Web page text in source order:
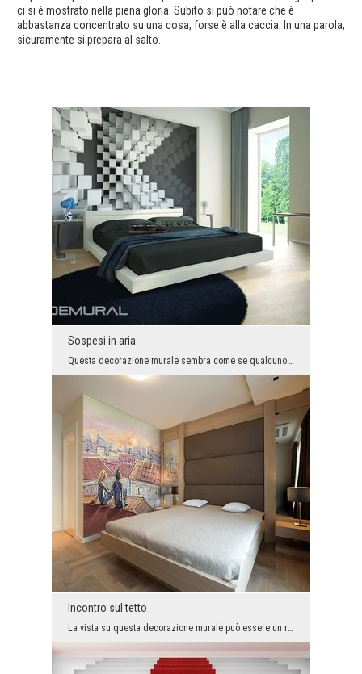
ci si è mostrato nella piena gloria. Subito si può notare che è
abbastanza concentrato su una cosa, forse è alla caccia. In una parola,
sicuramente si prepara al salto.
Sospesi in aria
Questa decorazione murale sembra come se qualcuno avesse gettato in aria una grande quantità di c...
Incontro sul tetto
La vista su questa decorazione murale può essere un ricordo meraviglioso e nello stesso tempo può...